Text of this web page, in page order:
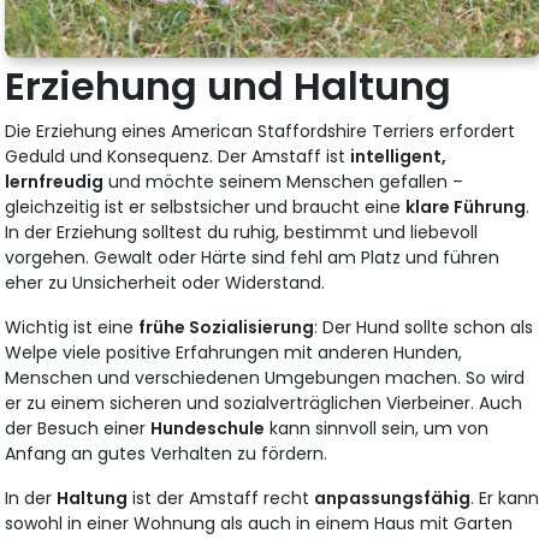
Erziehung und Haltung
Die Erziehung eines American Staffordshire Terriers erfordert
Geduld und Konsequenz. Der Amstaff ist intelligent,
lernfreudig und möchte seinem Menschen gefallen –
gleichzeitig ist er selbstsicher und braucht eine klare Führung.
In der Erziehung solltest du ruhig, bestimmt und liebevoll
vorgehen. Gewalt oder Härte sind fehl am Platz und führen
eher zu Unsicherheit oder Widerstand.
Wichtig ist eine frühe Sozialisierung: Der Hund sollte schon als
Welpe viele positive Erfahrungen mit anderen Hunden,
Menschen und verschiedenen Umgebungen machen. So wird
er zu einem sicheren und sozialverträglichen Vierbeiner. Auch
der Besuch einer Hundeschule kann sinnvoll sein, um von
Anfang an gutes Verhalten zu fördern.
In der Haltung ist der Amstaff recht anpassungsfähig. Er kann
sowohl in einer Wohnung als auch in einem Haus mit Garten